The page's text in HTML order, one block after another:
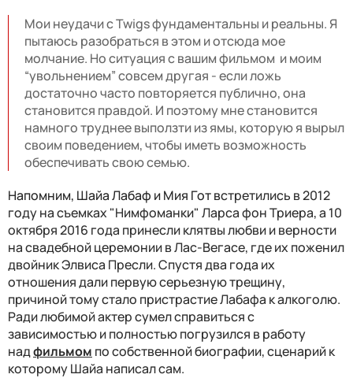
Мои неудачи с Twigs фундаментальны и реальны. Я
пытаюсь разобраться в этом и отсюда мое
молчание. Но ситуация с вашим фильмом и моим
“увольнением” совсем другая - если ложь
достаточно часто повторяется публично, она
становится правдой. И поэтому мне становится
намного труднее выползти из ямы, которую я вырыл
своим поведением, чтобы иметь возможность
обеспечивать свою семью.
Напомним, Шайа Лабаф и Мия Гот встретились в 2012
году на съемках "Нимфоманки" Ларса фон Триера, а 10
октября 2016 года принесли клятвы любви и верности
на свадебной церемонии в Лас-Вегасе, где их поженил
двойник Элвиса Пресли. Спустя два года их
отношения дали первую серьезную трещину,
причиной тому стало пристрастие Лабафа к алкоголю.
Ради любимой актер сумел справиться с
зависимостью и полностью погрузился в работу
надфильмом по собственной биографии, сценарий к
которому Шайа написал сам.